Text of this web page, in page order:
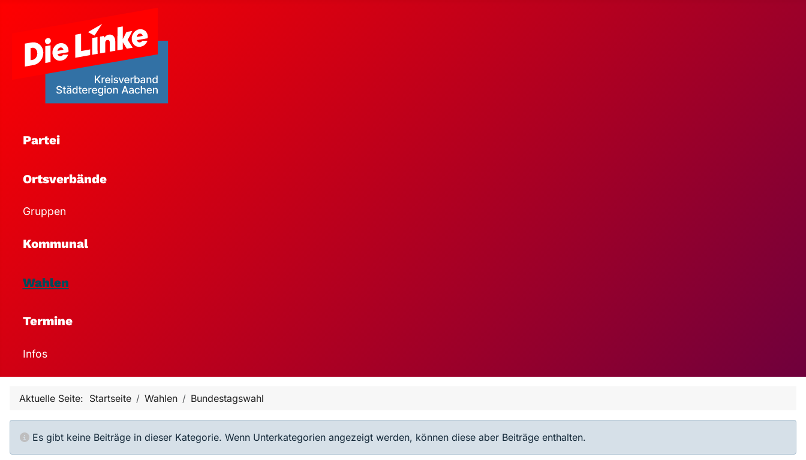
Partei
Ortsverbände
Gruppen
Kommunal
Wahlen
Termine
Infos
Aktuelle Seite: Startseite Wahlen Bundestagswahl
Information
Es gibt keine Beiträge in dieser Kategorie. Wenn Unterkategorien angezeigt werden, können diese aber Beiträge enthalten.